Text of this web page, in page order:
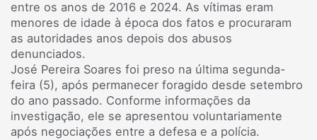
entre os anos de 2016 e 2024. As vítimas eram
menores de idade à época dos fatos e procuraram
as autoridades anos depois dos abusos
denunciados.
José Pereira Soares foi preso na última segunda-
feira (5), após permanecer foragido desde setembro
do ano passado. Conforme informações da
investigação, ele se apresentou voluntariamente
após negociações entre a defesa e a polícia.